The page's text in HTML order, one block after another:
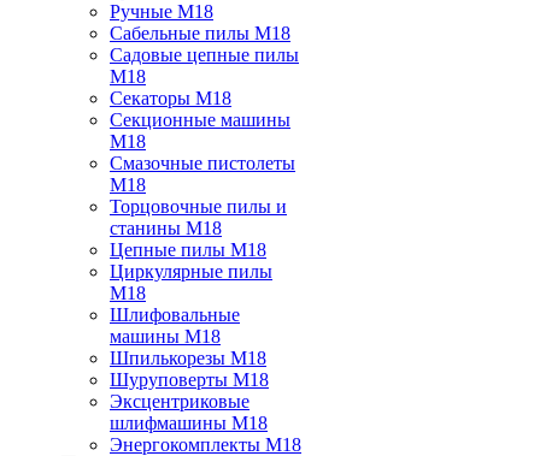
Ручные M18
Сабельные пилы M18
Садовые цепные пилы
M18
Секаторы M18
Секционные машины
M18
Смазочные пистолеты
M18
Торцовочные пилы и
станины M18
Цепные пилы M18
Циркулярные пилы
M18
Шлифовальные
машины M18
Шпилькорезы M18
Шуруповерты M18
Эксцентриковые
шлифмашины M18
Энергокомплекты M18